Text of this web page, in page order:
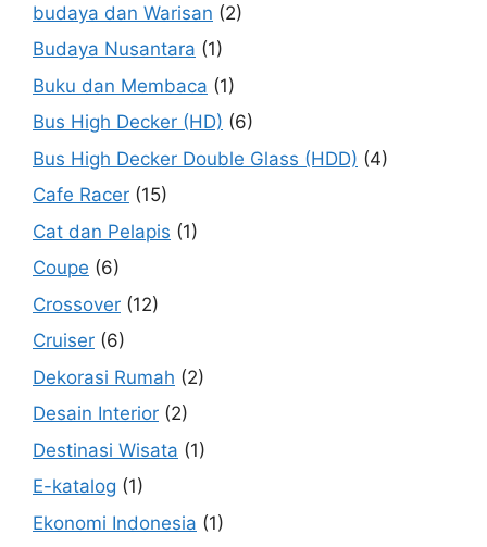
budaya dan Warisan (2)
Budaya Nusantara (1)
Buku dan Membaca (1)
Bus High Decker (HD) (6)
Bus High Decker Double Glass (HDD) (4)
Cafe Racer (15)
Cat dan Pelapis (1)
Coupe (6)
Crossover (12)
Cruiser (6)
Dekorasi Rumah (2)
Desain Interior (2)
Destinasi Wisata (1)
E-katalog (1)
Ekonomi Indonesia (1)